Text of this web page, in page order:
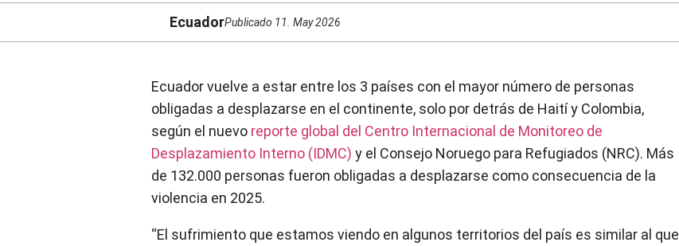
EcuadorPublicado 11. May 2026
Ecuador vuelve a estar entre los 3 países con el mayor número de personas
obligadas a desplazarse en el continente, solo por detrás de Haití y Colombia,
según el nuevo reporte global del Centro Internacional de Monitoreo de
Desplazamiento Interno (IDMC) y el Consejo Noruego para Refugiados (NRC). Más
de 132.000 personas fueron obligadas a desplazarse como consecuencia de la
violencia en 2025.
“El sufrimiento que estamos viendo en algunos territorios del país es similar al que